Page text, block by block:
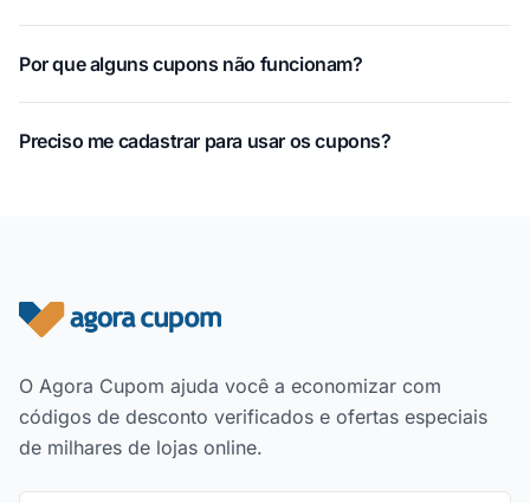
Por que alguns cupons não funcionam?
Preciso me cadastrar para usar os cupons?
Rodapé do site
O Agora Cupom ajuda você a economizar com
códigos de desconto verificados e ofertas especiais
de milhares de lojas online.